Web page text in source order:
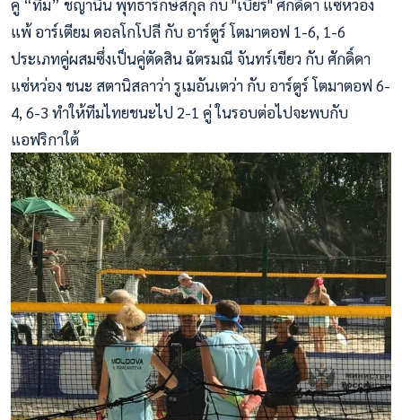
คู่ “ทีม” ชญานิน พุทธารักษ์สกุล กับ "เบียร์" ศักดิ์ดา แซ่หว่อง
แพ้ อาร์เตียม ดอลโกโปลี กับ อาร์ตูร์ โตมาตอฟ 1-6, 1-6
ประเภทคู่ผสมซึ่งเป็นคู่ตัดสิน ฉัตรมณี จันทร์เขียว กับ ศักดิ์ดา
แซ่หว่อง ชนะ สตานิสลาว่า รูเมอันเตว่า กับ อาร์ตูร์ โตมาตอฟ 6-
4, 6-3 ทำให้ทีมไทยชนะไป 2-1 คู่ ในรอบต่อไปจะพบกับ
แอฟริกาใต้